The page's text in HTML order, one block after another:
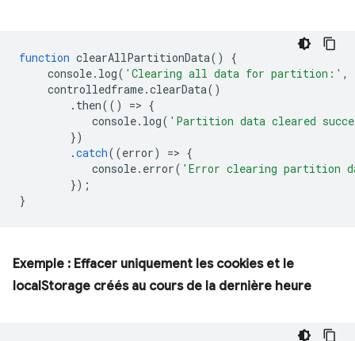
function clearAllPartitionData()
{
console. log( 'Clearing all data for partition:' ,
controlledframe.clearData()
. then(() => {
console. log( 'Partition data cleared
})
.catch((error) => {
console. error( 'Error clearing partition
});
}
Exemple : Effacer uniquement les cookies et le
localStorage créés au cours de la dernière heure